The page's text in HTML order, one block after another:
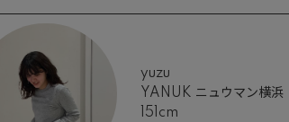
yuzu
YANUK ニュウマン横浜
151cm